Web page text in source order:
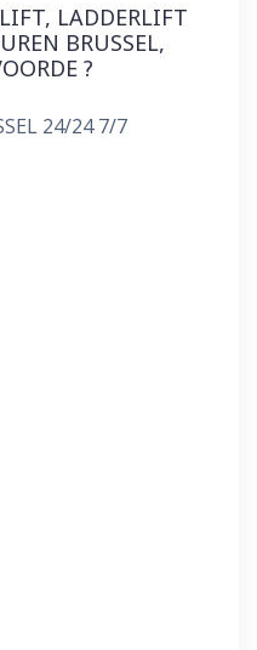
LADDERLIFT
BRUSSEL,
?
24/24 7/7